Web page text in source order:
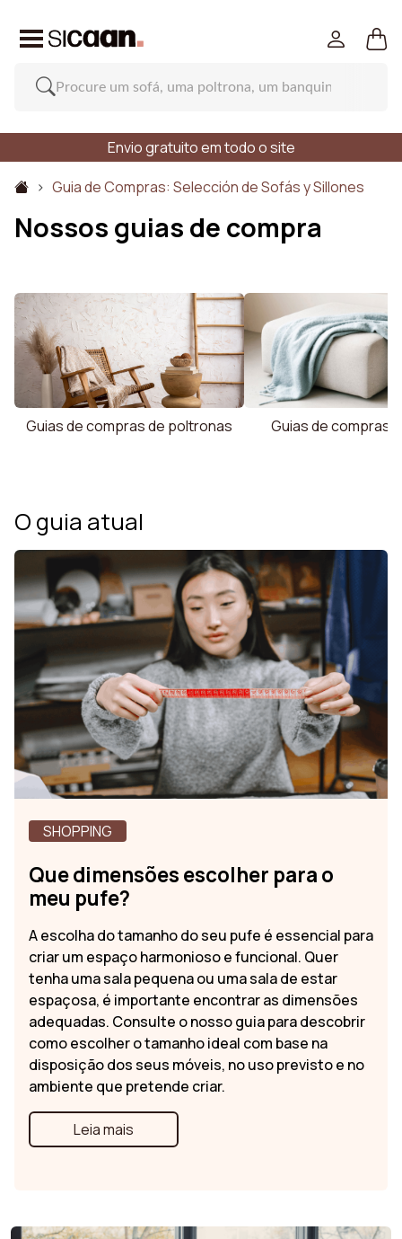
Envio gratuito em todo o site
Guia de Compras: Selección de Sofás y Sillones
Nossos guias de compra
Guias de compras de poltronas Guias de compras
O guia atual
SHOPPING
Que dimensões escolher para o
meu pufe?
A escolha do tamanho do seu pufe é essencial para
criar um espaço harmonioso e funcional. Quer
tenha uma sala pequena ou uma sala de estar
espaçosa, é importante encontrar as dimensões
adequadas. Consulte o nosso guia para descobrir
como escolher o tamanho ideal com base na
disposição dos seus móveis, no uso previsto e no
ambiente que pretende criar.
Leia mais